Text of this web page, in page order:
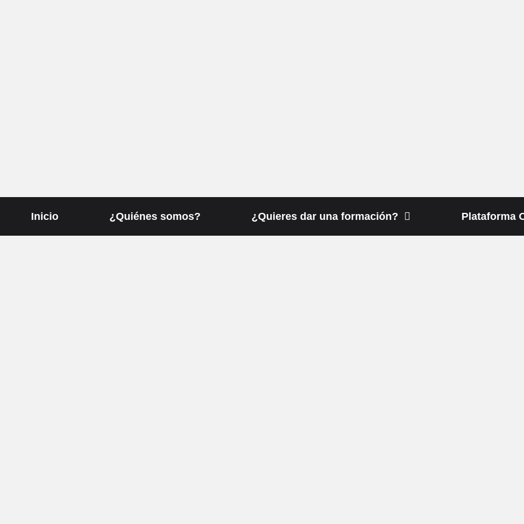
Inicio ¿Quiénes somos? ¿Quieres dar una formación? Plataforma